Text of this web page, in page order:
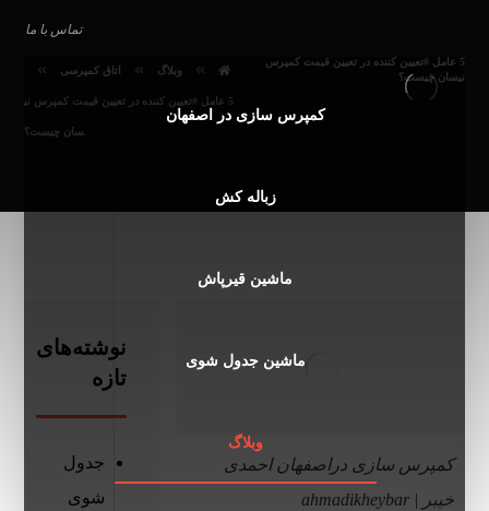
تماس با ما
کمپرس سازی در اصفهان
زباله کش
ماشین قیرپاش
ماشین جدول شوی
وبلاگ
5 عامل #تعیین کننده در تعیین قیمت کمپرس
نیسان چیست؟
وبلاگ اتاق کمپرسی
5 عامل #تعیین کننده در تعیین قیمت کمپرس نی
سان چیست؟
کمپرس سازی دراصفهان احمدی
خیبر | ahmadikheybar
نوشته‌های
تازه
جدول
شوی